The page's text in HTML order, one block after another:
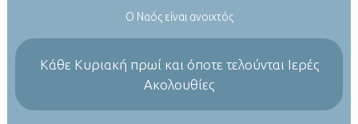
Ο Ναός είναι ανοιχτός
Kάθε Κυριακή πρωί και όποτε τελούνται Ιερές
Ακολουθίες